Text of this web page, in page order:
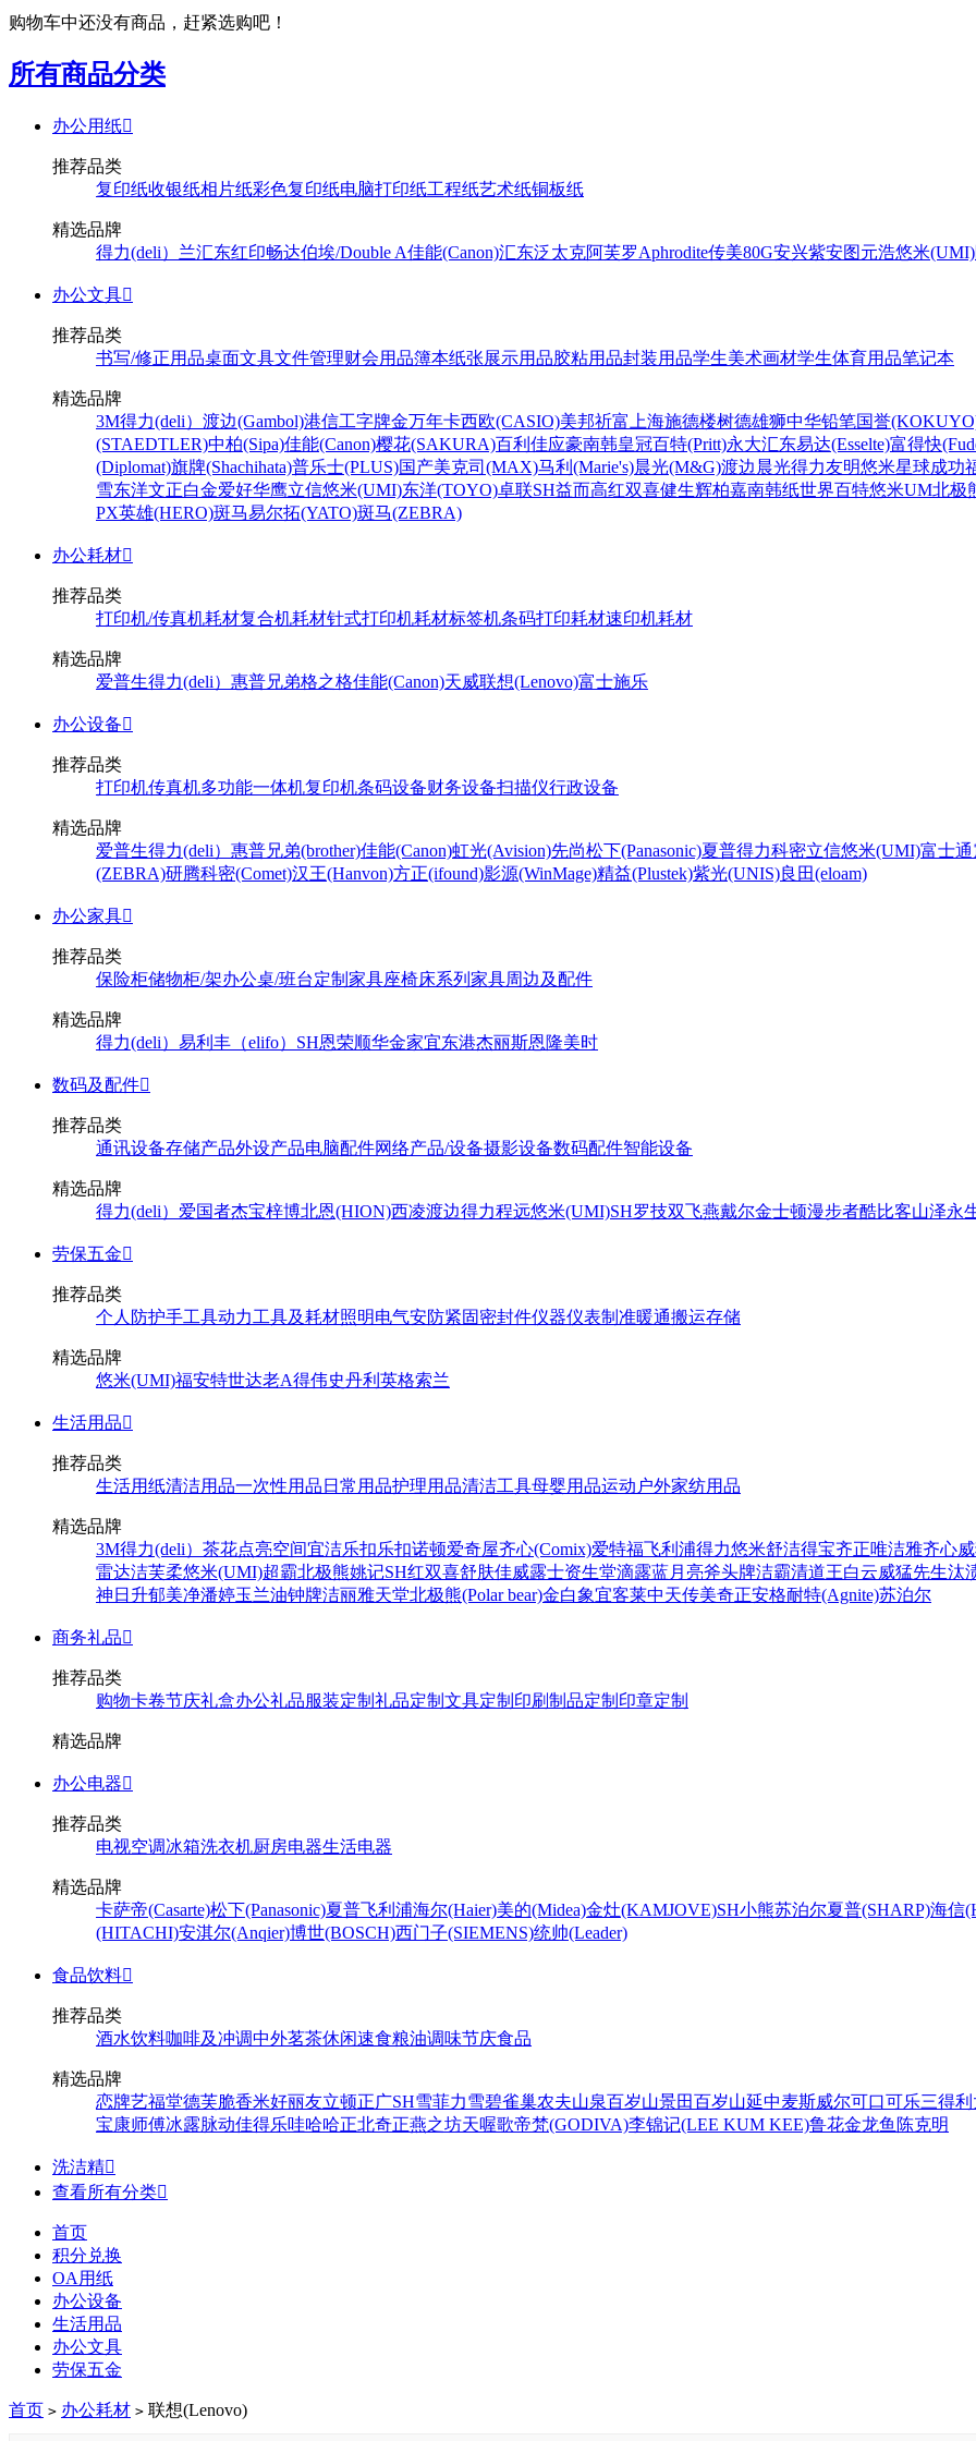
购物车中还没有商品，赶紧选购吧！
所有商品分类
办公用纸
推荐品类
复印纸收银纸相片纸彩色复印纸电脑打印纸工程纸艺术纸铜板纸
精选品牌
得力(deli） 兰汇东红印畅达伯埃/Double A佳能(Canon)汇东泛太克阿芙罗Aphrodite传美80G安兴紫安图元浩悠米(UMI)
办公文具
推荐品类
书写/修正用品桌面文具文件管理财会用品簿本纸张展示用品胶粘用品封装用品学生美术画材学生体育用品笔记本
精选品牌
3M得力(deli） 渡边(Gambol)港信工字牌金万年卡西欧(CASIO)美邦祈富 上海施德楼树德雄狮中华铅笔国誉
(STAEDTLER)中柏(Sipa)佳能(Canon)樱花(SAKURA)百利佳应豪南韩皇冠百特(Pritt)永大汇东易达(Esselte)富得快
(Diplomat)旗牌(Shachihata)普乐士(PLUS)国产美克司(MAX)马利(Marie's)晨光(M&G)渡边 晨光得力友明悠米星球成功
雪东洋文正白金爱好华鹰立信悠米(UMI)东洋(TOYO)卓联SH益而高红双喜健生辉柏嘉南韩纸世界百特悠米UM北极
PX英雄(HERO)斑马易尔拓(YATO)斑马(ZEBRA)
办公耗材
推荐品类
打印机/传真机耗材复合机耗材针式打印机耗材标签机条码打印耗材速印机耗材
精选品牌
爱普生得力(deli） 惠普兄弟格之格佳能(Canon)天威联想(Lenovo)富士施乐
办公设备
推荐品类
打印机传真机多功能一体机复印机条码设备财务设备扫描仪行政设备
精选品牌
爱普生得力(deli） 惠普兄弟(brother)佳能(Canon)虹光(Avision)先尚松下(Panasonic)夏普得力科密立信悠米(UMI)富士通
(ZEBRA)研腾科密(Comet)汉王(Hanvon)方正(ifound)影源(WinMage)精益(Plustek)紫光(UNIS)良田(eloam)
办公家具
推荐品类
保险柜储物柜/架办公桌/班台定制家具座椅床系列 家具周边及配件
精选品牌
得力(deli） 易利丰（elifo） SH恩荣顺华金家宜东港杰丽斯恩隆美时
数码及配件
推荐品类
通讯设备存储产品外设产品电脑配件网络产品/设备摄影设备数码配件智能设备
精选品牌
得力(deli） 爱国者杰宝梓博北恩(HION)西凌渡边得力程远悠米(UMI)SH罗技双飞燕戴尔金士顿漫步者酷比客山泽永
劳保五金
推荐品类
个人防护手工具动力工具及耗材照明电气安防紧固密封件仪器仪表制准暖通搬运存储
精选品牌
悠米(UMI)福安特世达老A得伟史丹利 英格索兰
生活用品
推荐品类
生活用纸清洁用品一次性用品 日常用品护理用品清洁工具母婴用品运动户外家纺用品
精选品牌
3M得力(deli） 茶花点亮空间宜洁乐扣乐扣诺顿爱奇屋齐心(Comix)爱特福飞利浦得力悠米舒洁得宝齐正唯洁雅齐心
雷达洁芙柔悠米(UMI)超霸北极熊姚记SH红双喜舒肤佳威露士资生堂滴露蓝月亮斧头牌洁霸清道王白云威猛先生汰
神 日升郁美净潘婷玉兰油钟牌洁丽雅天堂北极熊(Polar bear)金白象宜客莱中天传美奇正安格耐特(Agnite)苏泊尔
商务礼品
推荐品类
购物卡卷节庆礼盒办公礼品服装定制 礼品定制 文具定制 印刷制品定制 印章定制
精选品牌
办公电器
推荐品类
电视空调冰箱洗衣机厨房电器生活电器
精选品牌
卡萨帝(Casarte)松下(Panasonic)夏普飞利浦海尔(Haier)美的(Midea)金灶(KAMJOVE)SH小熊苏泊尔夏普(SHARP)海信
(HITACHI)安淇尔(Anqier)博世(BOSCH)西门子(SIEMENS)统帅(Leader)
食品饮料
推荐品类
酒水饮料咖啡及冲调中外茗茶休闲速食粮油调味节庆食品
精选品牌
恋牌艺福堂德芙脆香米好丽友立顿正广SH雪菲力雪碧雀巢农夫山泉百岁山景田百岁山延中麦斯威尔可口可乐三得利
宝康师傅冰露脉动佳得乐哇哈哈正北奇正燕之坊天喔歌帝梵(GODIVA)李锦记(LEE KUM KEE)鲁花金龙鱼 陈克明
洗洁精
查看所有分类
首页
积分兑换
OA用纸
办公设备
生活用品
办公文具
劳保五金
首页 > 办公耗材 > 联想(Lenovo)